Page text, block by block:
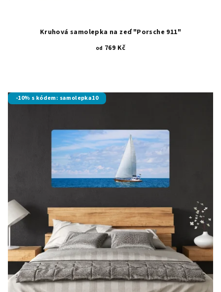
Kruhová samolepka na zeď "Porsche 911"
od 769 Kč
hvězdiček.
-10% s kódem: samolepka10